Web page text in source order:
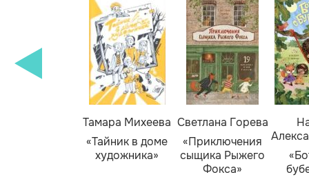
Тамара Михеева
«Тайник в доме
художника»
Светлана Горева
«Приключения
сыщика Рыжего
Фокса»